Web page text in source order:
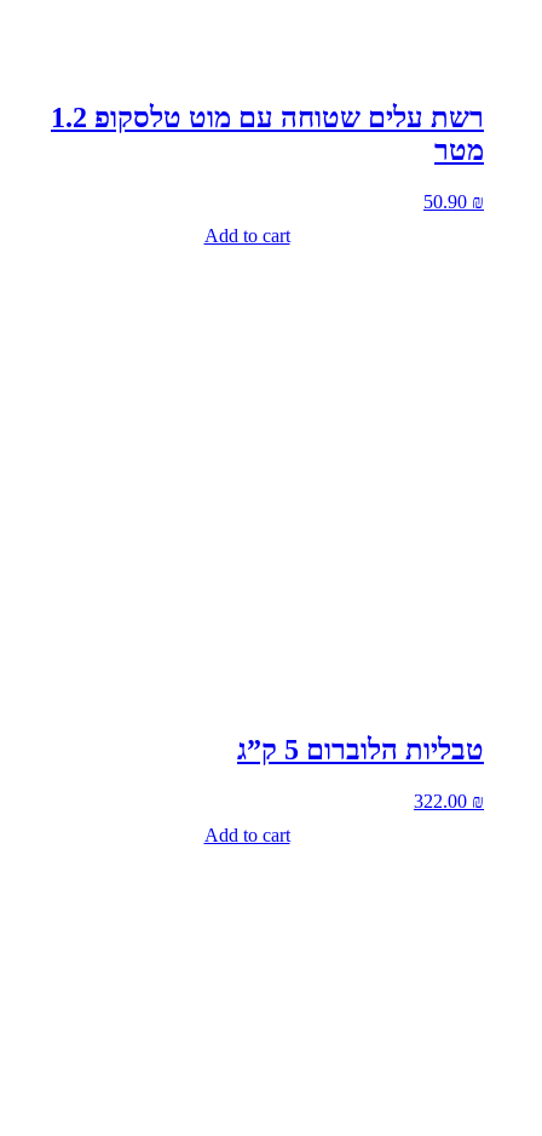
רשת עלים שטוחה עם מוט טלסקופ 1.2
מטר
50.90 ₪
Add to cart
טבליות הלוברום 5 ק”ג
322.00 ₪
Add to cart